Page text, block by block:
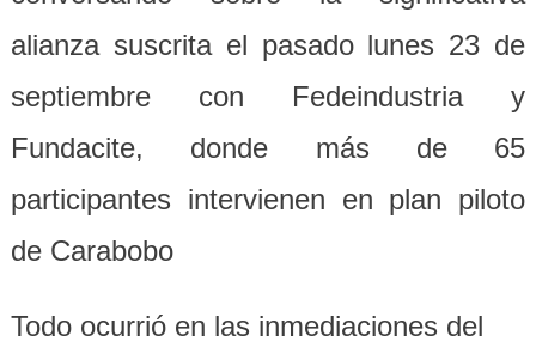
alianza suscrita el pasado lunes 23 de
septiembre con Fedeindustria y
Fundacite, donde más de 65
participantes intervienen en plan piloto
de Carabobo
Todo ocurrió en las inmediaciones del